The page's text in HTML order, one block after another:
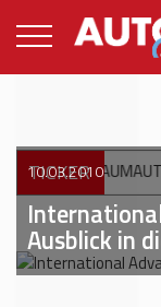
TICKER
UND 10 JAHRE
10.03.2010
Ausblick in